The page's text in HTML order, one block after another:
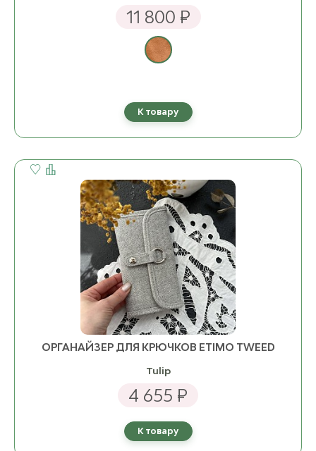
11 800 ₽
К товару
ОРГАНАЙЗЕР ДЛЯ КРЮЧКОВ ETIMO TWEED
Tulip
4 655 ₽
К товару